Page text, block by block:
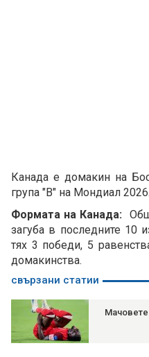
Канада е домакин на
група "В" на Мондиал 2026.
Формата на Канада:
загуба в последните 10
тях 3 победи, 5
домакинства.
свързани статии
Мачовете